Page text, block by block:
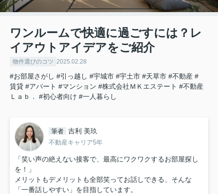
ワンルームで快適に過ごすには？レ
イアウトアイデアをご紹介
物件選びのコツ 2025.02.28
#お部屋さがし #引っ越し #宇城市 #宇土市 #天草市 #不動産 #
賃貸 #アパート #マンション #株式会社ＭＫエステート #不動産
Ｌａｂ．
#初心者向け #一人暮らし
筆者 吉利 美玖
不動産キャリア5年
「笑い声の絶えない接客で、最高にワクワクするお部屋探し
を！」
メリットもデメリットも全部笑ってお話しできる、そんな
「一番話しやすい」を目指しています。